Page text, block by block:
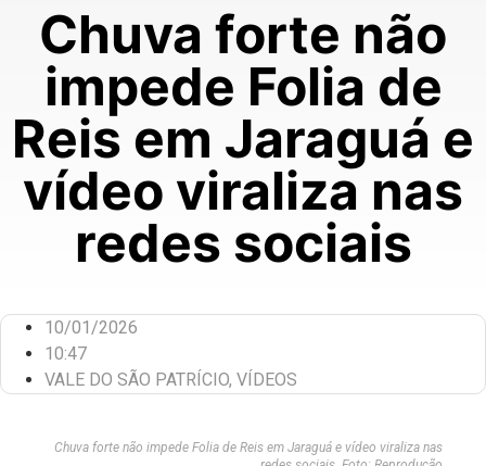
Chuva forte não
impede Folia de
Reis em Jaraguá e
vídeo viraliza nas
redes sociais
10/01/2026
10:47
VALE DO SÃO PATRÍCIO, VÍDEOS
Chuva forte não impede Folia de Reis em Jaraguá e vídeo viraliza nas